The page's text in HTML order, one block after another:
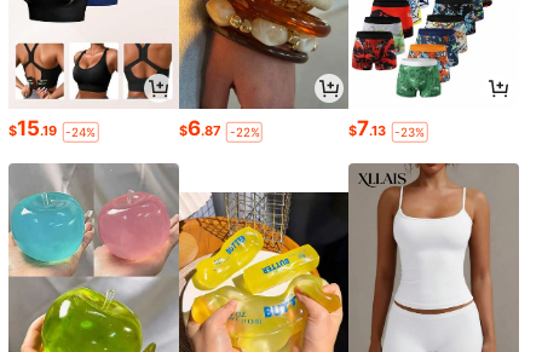
$15.19 -24% $6.87 -22% $7.13 -23%